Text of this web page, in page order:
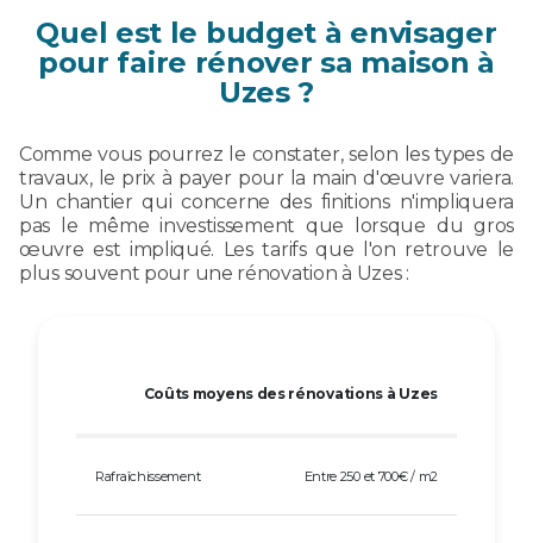
Quel est le budget à envisager
pour faire rénover sa maison à
Uzes ?
Comme vous pourrez le constater, selon les types de
travaux, le prix à payer pour la main d'œuvre variera.
Un chantier qui concerne des finitions n'impliquera
pas le même investissement que lorsque du gros
œuvre est impliqué. Les tarifs que l'on retrouve le
plus souvent pour une rénovation à Uzes :
Coûts moyens des rénovations à Uzes
Rafraîchissement Entre 250 et 700€ / m2